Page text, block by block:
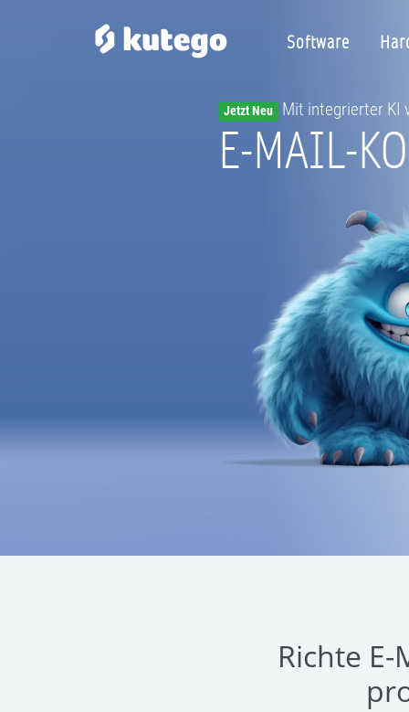
Jetzt Neu Mit integrierter KI
E-MAIL-
Software
Richte